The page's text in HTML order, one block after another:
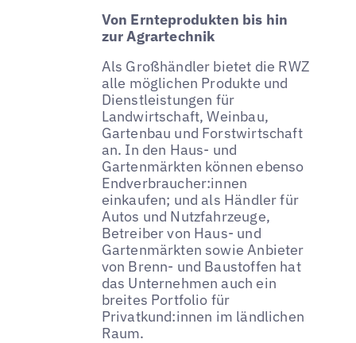
Von Ernteprodukten bis hin
zur Agrartechnik
Als Großhändler bietet die RWZ
alle möglichen Produkte und
Dienstleistungen für
Landwirtschaft, Weinbau,
Gartenbau und Forstwirtschaft
an. In den Haus- und
Gartenmärkten können ebenso
Endverbraucher:innen
einkaufen; und als Händler für
Autos und Nutzfahrzeuge,
Betreiber von Haus- und
Gartenmärkten sowie Anbieter
von Brenn- und Baustoffen hat
das Unternehmen auch ein
breites Portfolio für
Privatkund:innen im ländlichen
Raum.